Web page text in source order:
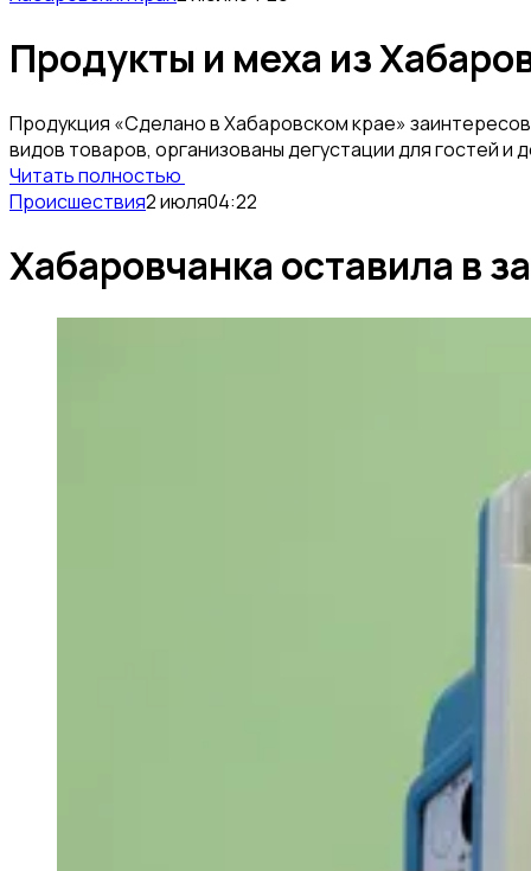
Продукты и меха из
Продукция «Сделано в Хабаровском крае»
видов товаров, организованы дегустации для гостей и
Читать полностью
Происшествия2 июля04:22
Хабаровчанка оставила в